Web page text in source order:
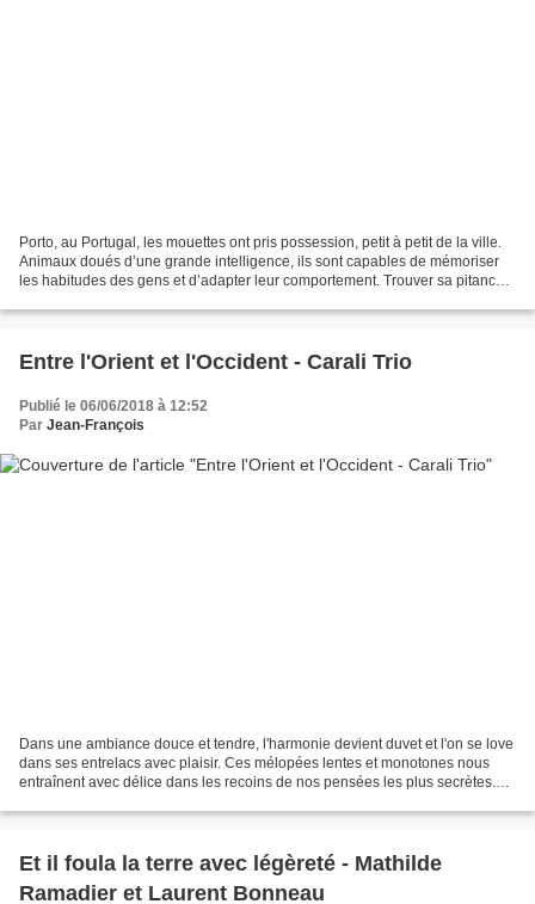
Porto, au Portugal, les mouettes ont pris possession, petit à petit de la ville.
Animaux doués d’une grande intelligence, ils sont capables de mémoriser
les habitudes des gens et d’adapter leur comportement. Trouver sa pitance,
Entre l'Orient et l'Occident - Carali Trio
Publié le 06/06/2018 à 12:52
Par Jean-François
Dans une ambiance douce et tendre, l'harmonie devient duvet et l'on se love
dans ses entrelacs avec plaisir. Ces mélopées lentes et monotones nous
entraînent avec délice dans les recoins de nos pensées les plus secrètes.
Et il foula la terre avec légèreté - Mathilde
Ramadier et Laurent Bonneau